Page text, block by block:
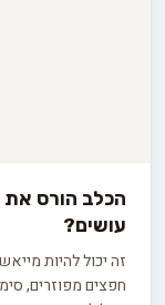
הכלב הורס
עושים?
זה יכול להיות
חפצים מפוזרים,